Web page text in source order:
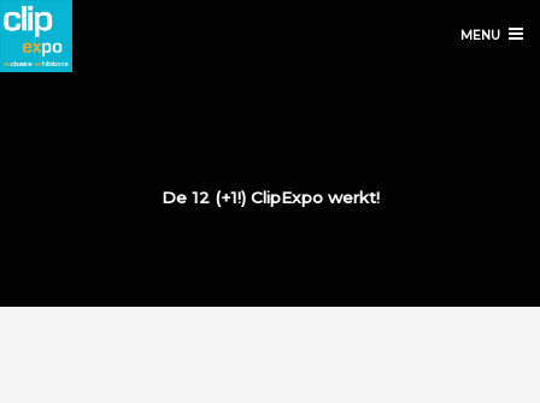
MENU
De 12 (+1!) ClipExpo werkt!